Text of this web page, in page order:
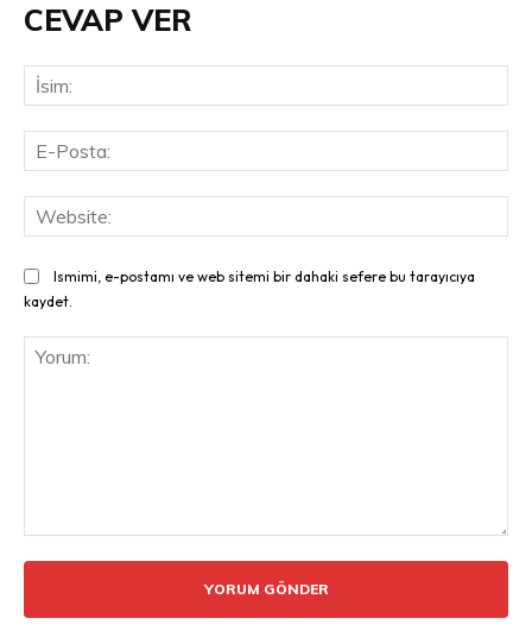
CEVAP VER
Ismimi, e-postamı ve web sitemi bir dahaki sefere bu tarayıcıya
kaydet.